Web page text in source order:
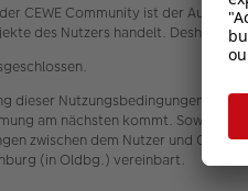
CEWE Community ist der
des Nutzers handelt. Deshalb
dieser Nutzungsbedingungen
am nächsten kommt. Soweit
zwischen dem Nutzer und
(in Oldbg.) vereinbart.